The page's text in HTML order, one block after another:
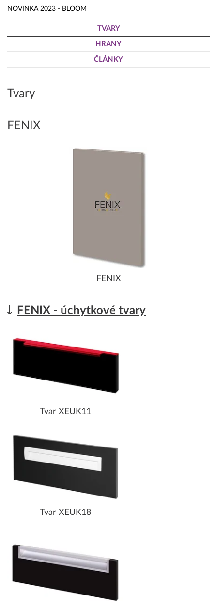
NOVINKA 2023 - BLOOM
TVARY
HRANY
ČLÁNKY
Tvary
FENIX
FENIX
FENIX - úchytkové tvary
Tvar XEUK11
Tvar XEUK18